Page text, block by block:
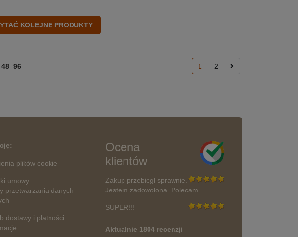
48 96 1 2
plików cookie
umowy
przetwarzania danych
dostawy i płatności
Ocena
klientów
Zakup przebiegł sprawnie.
Jestem zadowolona. Polecam.
SUPER!!!
Aktualnie 1804 recenzji